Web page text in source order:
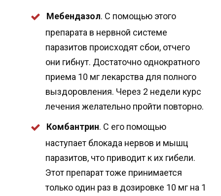
Мебендазол. С помощью этого
препарата в нервной системе
паразитов происходят сбои, отчего
они гибнут. Достаточно однократного
приема 10 мг лекарства для полного
выздоровления. Через 2 недели курс
лечения желательно пройти повторно.
Комбантрин. С его помощью
наступает блокада нервов и мышц
паразитов, что приводит к их гибели.
Этот препарат тоже принимается
только один раз в дозировке 10 мг на 1